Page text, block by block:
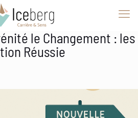
le Changement : les
Réussie